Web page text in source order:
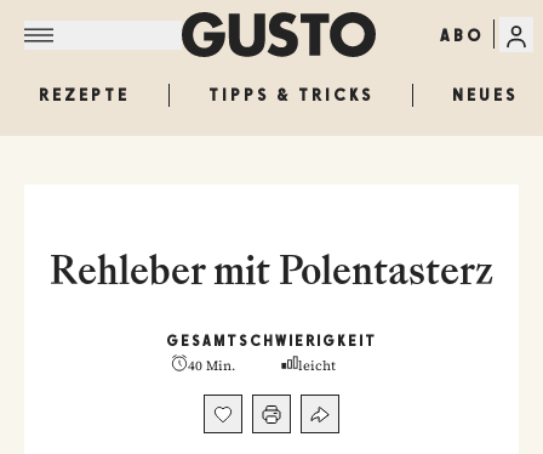
ABO
REZEPTE TIPPS & TRICKS NEUES
Rehleber mit Polentasterz
GESAMT
40 Min.
SCHWIERIGKEIT
leicht